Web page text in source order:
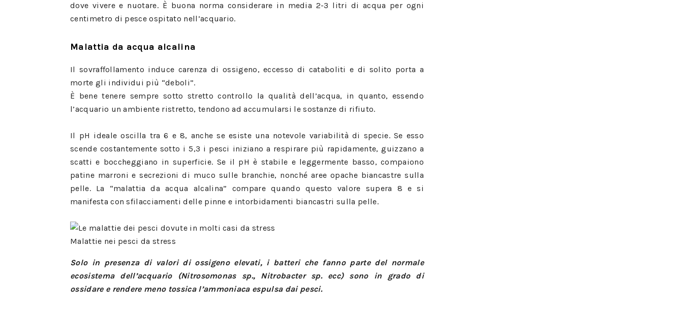
dove vivere e nuotare. È buona norma considerare in media 2-3 litri di acqua per ogni
centimetro di pesce ospitato nell’acquario.
Malattia da acqua alcalina
Il sovraffollamento induce carenza di ossigeno, eccesso di cataboliti e di solito porta a
morte gli individui più “deboli”.
È bene tenere sempre sotto stretto controllo la qualità dell’acqua, in quanto, essendo
l’acquario un ambiente ristretto, tendono ad accumularsi le sostanze di rifiuto.
Il pH ideale oscilla tra 6 e 8, anche se esiste una notevole variabilità di specie. Se esso
scende costantemente sotto i 5,3 i pesci iniziano a respirare più rapidamente, guizzano a
scatti e boccheggiano in superficie. Se il pH è stabile e leggermente basso, compaiono
patine marroni e secrezioni di muco sulle branchie, nonché aree opache biancastre sulla
pelle. La “malattia da acqua alcalina” compare quando questo valore supera 8 e si
manifesta con sfilacciamenti delle pinne e intorbidamenti biancastri sulla pelle.
Malattie nei pesci da stress
Solo in presenza di valori di ossigeno elevati, i batteri che fanno parte del normale
ecosistema dell’acquario (Nitrosomonas sp., Nitrobacter sp. ecc) sono in grado di
ossidare e rendere meno tossica l’ammoniaca espulsa dai pesci.